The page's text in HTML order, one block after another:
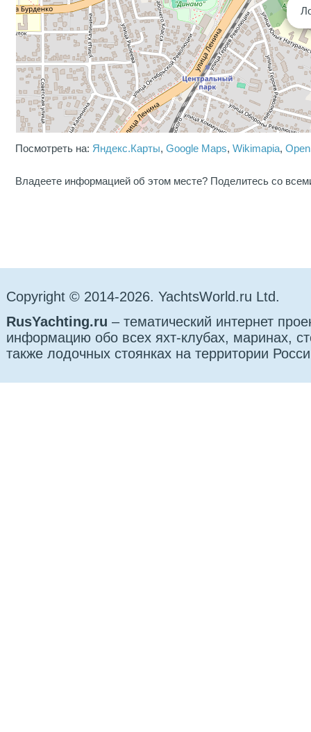
Посмотреть на: Яндекс.Карты,Google Maps,Wikimapia,
Владеете информацией об этом месте? Поделитесь со
Copyright © 2014-2026. YachtsWorld.ru Ltd.
RusYachting.ru – тематический интернет
информацию обо всех яхт-клубах, маринах,
также лодочных стоянках на территории